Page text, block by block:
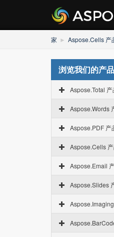
家 Aspose.Cells 产
浏览我们的产品
Aspose.Total
Aspose.Words
Aspose.PDF 产
Aspose.Cells
Aspose.Email
Aspose.Slides